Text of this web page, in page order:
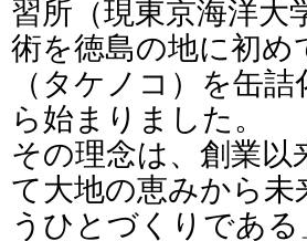
習所（現東京海洋大
術を徳島の地に初め
（タケノコ）を缶
ら始まりました。
その理念は、創業
て大地の恵みから
うひとづくりであ